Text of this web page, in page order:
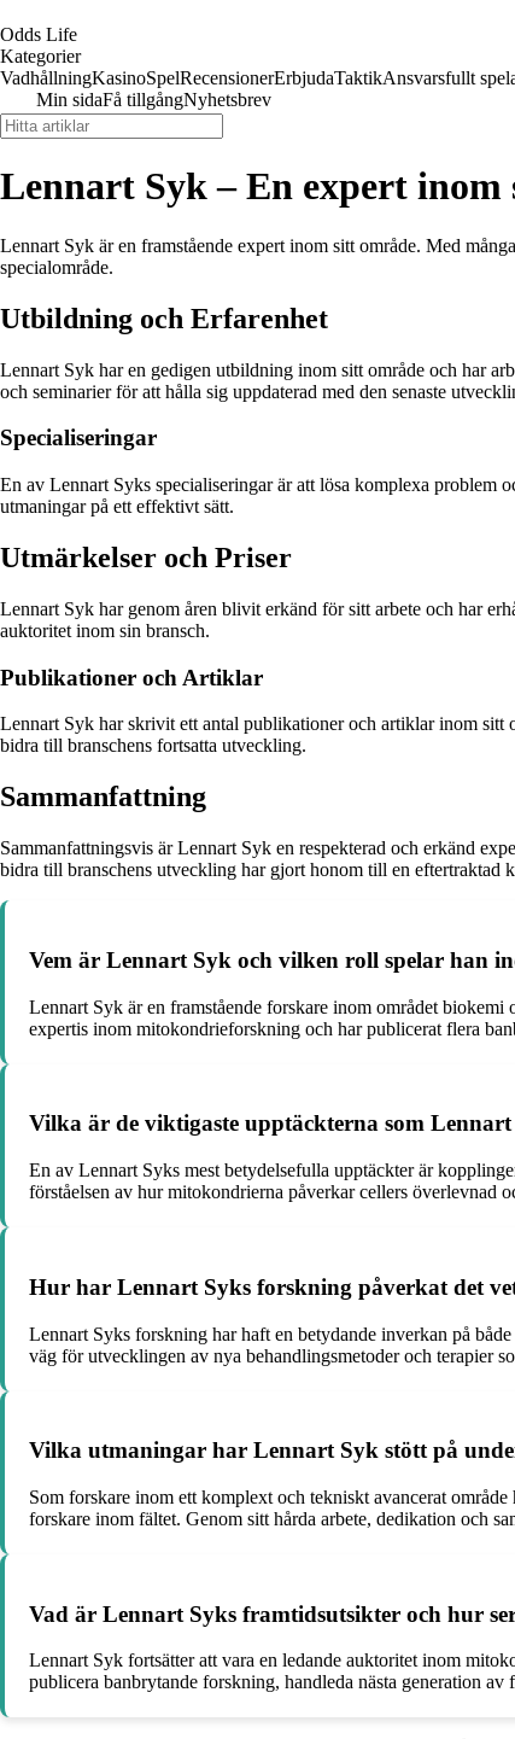
Odds Life
Kategorier
VadhållningKasinoSpelRecensionerErbjudaTaktikAnsvarsfullt
Min sidaFå tillgångNyhetsbrev
Lennart Syk – En expert inom
Lennart Syk är en framstående expert inom sitt område. Med
specialområde.
Utbildning och Erfarenhet
Lennart Syk har en gedigen utbildning inom sitt område och har
och seminarier för att hålla sig uppdaterad med den senaste
Specialiseringar
En av Lennart Syks specialiseringar är att lösa komplexa problem
utmaningar på ett effektivt sätt.
Utmärkelser och Priser
Lennart Syk har genom åren blivit erkänd för sitt arbete och har
auktoritet inom sin bransch.
Publikationer och Artiklar
Lennart Syk har skrivit ett antal publikationer och artiklar inom sitt
bidra till branschens fortsatta utveckling.
Sammanfattning
Sammanfattningsvis är Lennart Syk en respekterad och erkänd
bidra till branschens utveckling har gjort honom till en eftertraktad
Vem är Lennart Syk och vilken roll spelar han
Lennart Syk är en framstående forskare inom området
expertis inom mitokondrieforskning och har publicerat flera
Vilka är de viktigaste upptäckterna som
En av Lennart Syks mest betydelsefulla upptäckter är
förståelsen av hur mitokondrierna påverkar cellers överlevnad
Hur har Lennart Syks forskning påverkat det
Lennart Syks forskning har haft en betydande inverkan på
väg för utvecklingen av nya behandlingsmetoder och terapier
Vilka utmaningar har Lennart Syk stött på
Som forskare inom ett komplext och tekniskt avancerat
forskare inom fältet. Genom sitt hårda arbete, dedikation och
Vad är Lennart Syks framtidsutsikter och hur
Lennart Syk fortsätter att vara en ledande auktoritet inom
publicera banbrytande forskning, handleda nästa generation